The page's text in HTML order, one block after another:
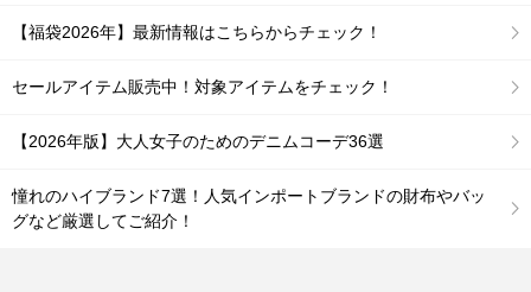
【福袋2026年】最新情報はこちらからチェック！
セールアイテム販売中！対象アイテムをチェック！
【2026年版】大人女子のためのデニムコーデ36選
憧れのハイブランド7選！人気インポートブランドの財布やバッ
グなど厳選してご紹介！